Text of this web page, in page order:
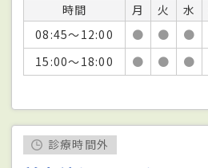
時間 月 火 水
08:45～12:00
● ● ●
15:00～18:00
● ● ●
診療時間外